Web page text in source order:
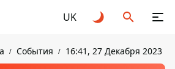
UK
События 16:41, 27 Декабря 2023